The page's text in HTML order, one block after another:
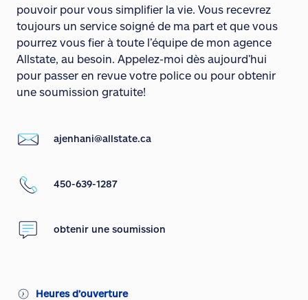
pouvoir pour vous simplifier la vie. Vous recevrez
toujours un service soigné de ma part et que vous
pourrez vous fier à toute l’équipe de mon agence
Allstate, au besoin. Appelez-moi dès aujourd’hui
pour passer en revue votre police ou pour obtenir
une soumission gratuite!
ajenhani@allstate.ca
450-639-1287
obtenir une soumission
Heures d’ouverture